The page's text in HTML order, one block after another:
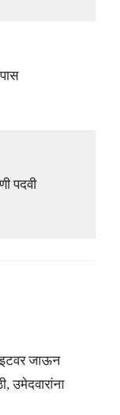
पदवी
जाऊन
उमेदवारांना